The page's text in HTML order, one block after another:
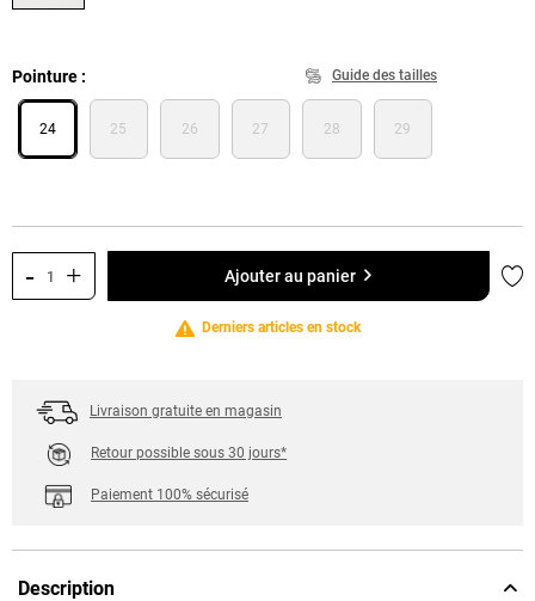
Pointure Guide des tailles
24 25 26 27 28 29
- + Ajouter au panier
Derniers articles en stock
Livraison gratuite en magasin
Retour possible sous 30 jours*
Paiement 100% sécurisé
Description